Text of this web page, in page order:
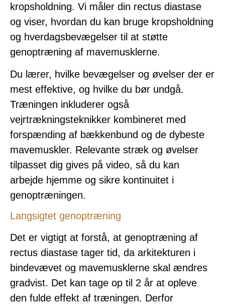
kropsholdning. Vi måler din rectus diastase
og viser, hvordan du kan bruge kropsholdning
og hverdagsbevægelser til at støtte
genoptræning af mavemusklerne.
Du lærer, hvilke bevægelser og øvelser der er
mest effektive, og hvilke du bør undgå.
Træningen inkluderer også
vejrtrækningsteknikker kombineret med
forspænding af bækkenbund og de dybeste
mavemuskler. Relevante stræk og øvelser
tilpasset dig gives på video, så du kan
arbejde hjemme og sikre kontinuitet i
genoptræningen.
Langsigtet genoptræning
Det er vigtigt at forstå, at genoptræning af
rectus diastase tager tid, da arkitekturen i
bindevævet og mavemusklerne skal ændres
gradvist. Det kan tage op til 2 år at opleve
den fulde effekt af træningen. Derfor